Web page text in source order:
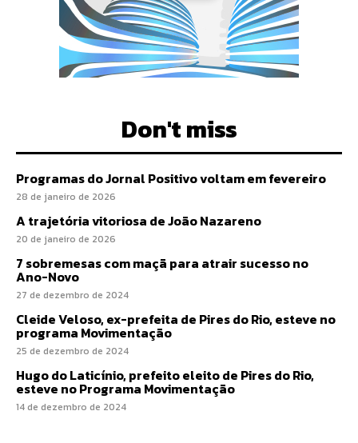
Don't miss
Programas do Jornal Positivo voltam em fevereiro
28 de janeiro de 2026
A trajetória vitoriosa de João Nazareno
20 de janeiro de 2026
7 sobremesas com maçã para atrair sucesso no
Ano-Novo
27 de dezembro de 2024
Cleide Veloso, ex-prefeita de Pires do Rio, esteve no
programa Movimentação
25 de dezembro de 2024
Hugo do Laticínio, prefeito eleito de Pires do Rio,
esteve no Programa Movimentação
14 de dezembro de 2024